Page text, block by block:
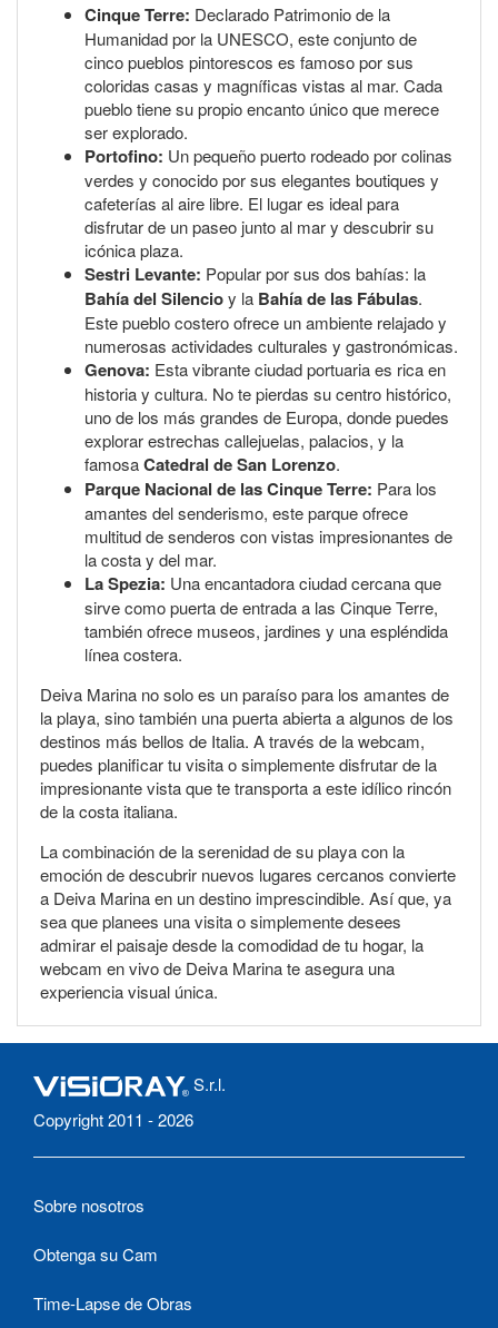
Cinque Terre: Declarado Patrimonio de la
Humanidad por la UNESCO, este conjunto de
cinco pueblos pintorescos es famoso por sus
coloridas casas y magníficas vistas al mar. Cada
pueblo tiene su propio encanto único que merece
ser explorado.
Portofino: Un pequeño puerto rodeado por colinas
verdes y conocido por sus elegantes boutiques y
cafeterías al aire libre. El lugar es ideal para
disfrutar de un paseo junto al mar y descubrir su
icónica plaza.
Sestri Levante: Popular por sus dos bahías: la
Bahía del Silencioy la Bahía de las Fábulas.
Este pueblo costero ofrece un ambiente relajado y
numerosas actividades culturales y gastronómicas.
Genova: Esta vibrante ciudad portuaria es rica en
historia y cultura. No te pierdas su centro histórico,
uno de los más grandes de Europa, donde puedes
explorar estrechas callejuelas, palacios, y la
famosaCatedral de San Lorenzo.
Parque Nacional de las Cinque Terre: Para los
amantes del senderismo, este parque ofrece
multitud de senderos con vistas impresionantes de
la costa y del mar.
La Spezia: Una encantadora ciudad cercana que
sirve como puerta de entrada a las Cinque Terre,
también ofrece museos, jardines y una espléndida
línea costera.
Deiva Marina no solo es un paraíso para los amantes de
la playa, sino también una puerta abierta a algunos de los
destinos más bellos de Italia. A través de la webcam,
puedes planificar tu visita o simplemente disfrutar de la
impresionante vista que te transporta a este idílico rincón
de la costa italiana.
La combinación de la serenidad de su playa con la
emoción de descubrir nuevos lugares cercanos convierte
a Deiva Marina en un destino imprescindible. Así que, ya
sea que planees una visita o simplemente desees
admirar el paisaje desde la comodidad de tu hogar, la
webcam en vivo de Deiva Marina te asegura una
experiencia visual única.
S.r.l.
Copyright 2011 - 2026
Sobre nosotros
Obtenga su Cam
Time-Lapse de Obras